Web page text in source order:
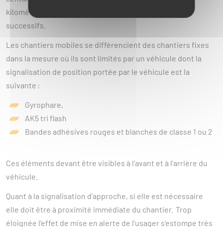
kilomètres/heure ou lorsqu’il progresse par bonds
successifs.
Les chantiers mobiles se différencient des chantiers fixes
dans la mesure où ils sont limités par un véhicule dont la
signalisation de position portée par le véhicule est la
suivante :
Gyrophare,
AK5 tri flash
Bandes adhésives rouges et blanches de classe 1 ou 2
Ces éléments devant être visibles à l’avant et à l’arrière du
véhicule.
Quant à la signalisation d’approche, si elle est nécessaire
elle doit être à proximité immédiate du chantier. Trop
éloignée l’effet de mise en alerte de l’usager s’estompe très